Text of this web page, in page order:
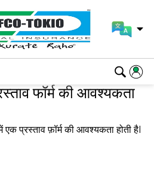
फॉर्म की आवश्यकता
एक प्रस्ताव फ़ॉर्म की आवश्यकता होती हैI